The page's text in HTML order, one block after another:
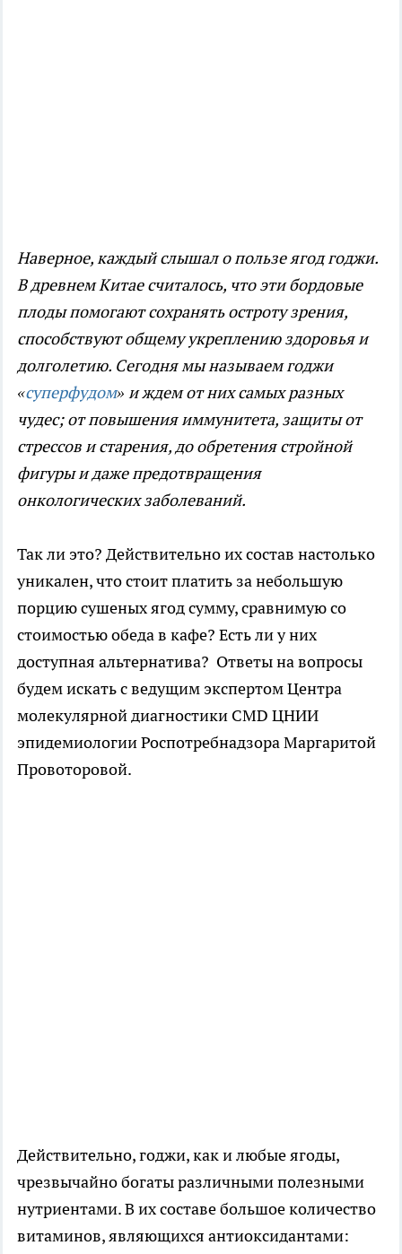
Наверное, каждый слышал о пользе ягод годжи.
В древнем Китае считалось, что эти бордовые
плоды помогают сохранять остроту зрения,
способствуют общему укреплению здоровья и
долголетию. Сегодня мы называем годжи
«суперфудом» и ждем от них самых разных
чудес; от повышения иммунитета, защиты от
стрессов и старения, до обретения стройной
фигуры и даже предотвращения
онкологических заболеваний.
Так ли это? Действительно их состав настолько
уникален, что стоит платить за небольшую
порцию сушеных ягод сумму, сравнимую со
стоимостью обеда в кафе? Есть ли у них
доступная альтернатива? Ответы на вопросы
будем искать с ведущим экспертом Центра
молекулярной диагностики CMD ЦНИИ
эпидемиологии Роспотребнадзора Маргаритой
Провоторовой.
Действительно, годжи, как и любые ягоды,
чрезвычайно богаты различными полезными
нутриентами. В их составе большое количество
витаминов, являющихся антиоксидантами: